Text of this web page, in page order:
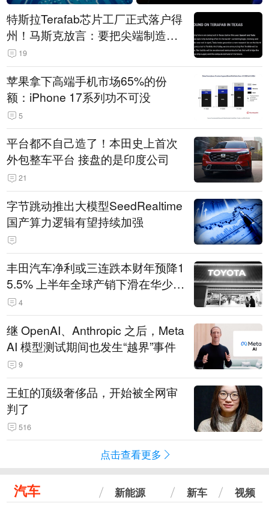
特斯拉Terafab芯片工厂正式落户得
州！马斯克放言：要把尖端制造带
回美国
19
苹果拿下高端手机市场65%的份
额：iPhone 17系列功不可没
5
平台都不自己造了！本田史上首次
外包整车平台 接盘的是印度公司
21
字节跳动推出大模型SeedRealtime
国产算力逻辑有望持续加强
丰田汽车净利或三连跌本财年预降1
5.5% 上半年全球产销下滑在华少卖
14.3万辆
4
继 OpenAI、Anthropic 之后，Meta
AI 模型测试期间也发生“越界”事件
9
王虹的顶级奢侈品，开始被全网审
判了
516
点击查看更多
汽车 新能源 新车 视频